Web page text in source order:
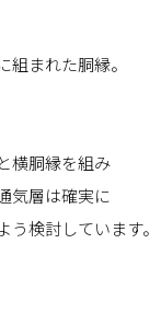
組まれた胴縁。
横胴縁を組み
気層は確実に
う検討しています。